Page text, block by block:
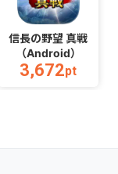
信長の野望 真戦
（Android）
3,672pt